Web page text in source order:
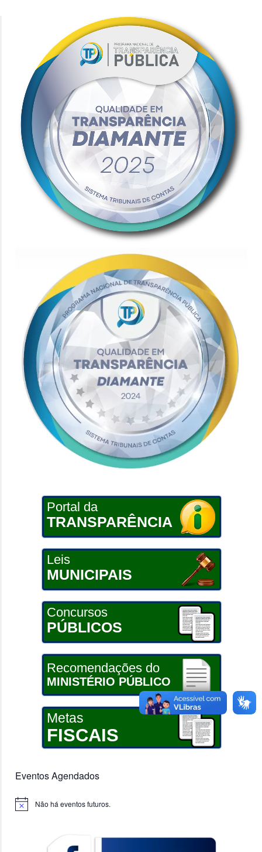
Portal da
TRANSPARÊNCIA
Leis
MUNICIPAIS
Concursos
PÚBLICOS
Recomendações do
MINISTÉRIO PÚBLICO
Metas
FISCAIS
Eventos Agendados
Notice Não há eventos futuros.